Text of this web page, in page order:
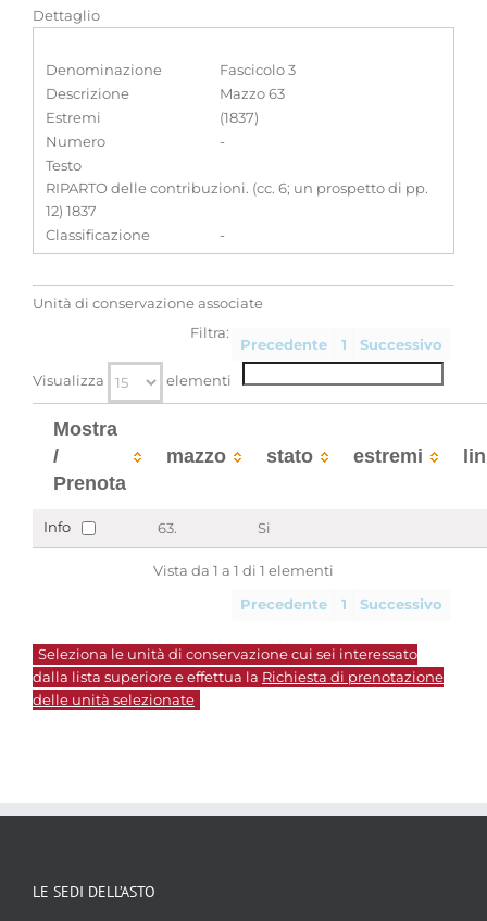
Dettaglio
Denominazione
Fascicolo 3
Descrizione
Mazzo 63
Estremi
(1837)
Numero
-
Testo
RIPARTO delle contribuzioni. (cc. 6; un prospetto di pp.
12) 1837
Classificazione
-
Unità di conservazione associate
Precedente 1 Successivo
Visualizza elementi
Filtra:
Mostra
/
Prenota
mazzo stato estremi
Info 63. Si
Vista da 1 a 1 di 1 elementi
Precedente 1 Successivo
Seleziona le unità di conservazione cui sei interessato
dalla lista superiore e effettua la Richiesta di prenotazione
delle unità selezionate
LE SEDI DELL’ASTO